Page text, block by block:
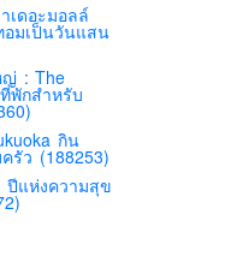
เดอะมอลล์
อมเป็นวันแสน
ญ่ : The
พักสำหรับ
กิน
รัว (188253)
ปีแห่งความสุข